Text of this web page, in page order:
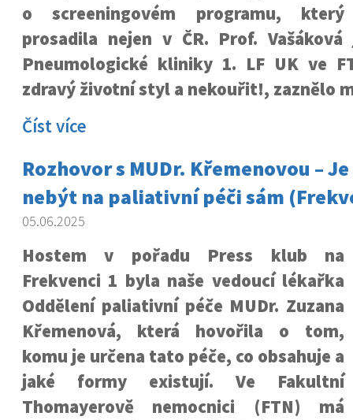
o screeningovém programu, který
prosadila nejen v ČR. Prof.
Pneumologické kliniky 1. LF UK ve
zdravý životní styl a nekouřit!, zaznělo
Číst více
Rozhovor s MUDr. Křemenovou –
nebýt na paliativní péči sám
05.06.2025
Hostem v pořadu Press klub na
Frekvenci 1 byla naše vedoucí lékařka
Oddělení paliativní péče MUDr. Zuzana
Křemenová, která hovořila o tom,
komu je určena tato péče, co obsahuje a
jaké formy existují. Ve Fakultní
Thomayerově nemocnici (FTN) má